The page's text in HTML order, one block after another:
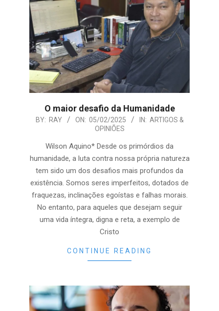
O maior desafio da Humanidade
2025-
BY: RAY ON: 05/02/2025 IN: ARTIGOS &
OPINIÕES
Wilson Aquino* Desde os primórdios da
humanidade, a luta contra nossa própria natureza
tem sido um dos desafios mais profundos da
existência. Somos seres imperfeitos, dotados de
fraquezas, inclinações egoístas e falhas morais.
No entanto, para aqueles que desejam seguir
uma vida íntegra, digna e reta, a exemplo de
Cristo
CONTINUE READING